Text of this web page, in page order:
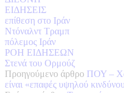
ΕΙΔΗΣΕΙΣ
επίθεση στο Ιράν
Ντόναλντ Τραμπ
πόλεμος Ιράν
ΡΟΗ ΕΙΔΗΣΕΩΝ
Στενά του Ορμούζ
Προηγούμενο άρθρο ΠΟΥ –
είναι «επαφές υψηλού